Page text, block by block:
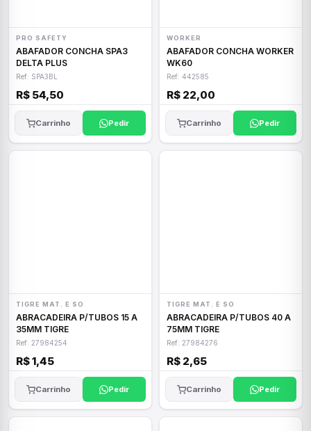
PRO SAFETY
ABAFADOR CONCHA SPA3
DELTA PLUS
Ref: SPA3BL
R$ 54,50
Carrinho Pedir
WORKER
ABAFADOR CONCHA WORKER
WK60
Ref: 442585
R$ 22,00
Carrinho Pedir
TIGRE MAT. E SO
ABRACADEIRA P/TUBOS 15 A
35MM TIGRE
Ref: 27984254
R$ 1,45
Carrinho Pedir
TIGRE MAT. E SO
ABRACADEIRA P/TUBOS 40 A
75MM TIGRE
Ref: 27984276
R$ 2,65
Carrinho Pedir